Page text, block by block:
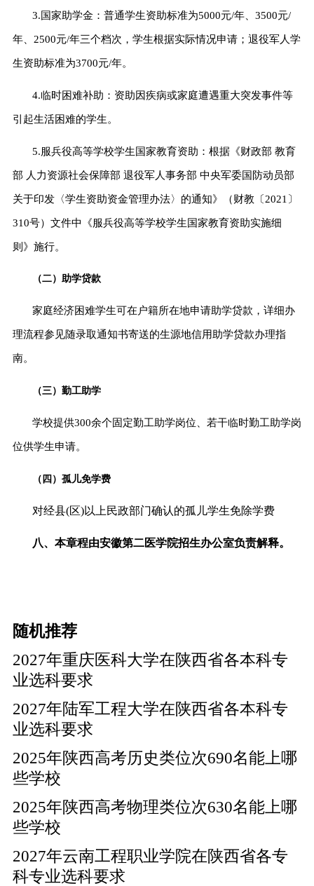
3. 国家助学金：普通学生资助标准为5000元/年、 3500元/
年、 2500元/年三个档次，学生根据实际情况申请；退役军人学
生资助标准为3700元/年。
4.临时困难补助：资助因疾病或家庭遭遇重大突发事件等
引起生活困难的学生。
5.服兵役高等学校学生国家教育资助：根据《财政部 教育
部 人力资源社会保障部 退役军人事务部 中央军委国防动员部
关于印发〈学生资助资金管理办法〉的通知》 （财教〔2021〕
310号）文件中《服兵役高等学校学生国家教育资助实施细
则》 施行。
（二）助学贷款
家庭经济困难学生可在户籍所在地申请助学贷款，详细办
理流程参见随录取通知书寄送的生源地信用助学贷款办理指
南。
（三）勤工助学
学校提供300余个固定勤工助学岗位、若干临时勤工助学岗
位供学生申请。
（四）孤儿免学费
对经县(区)以上民政部门确认的孤儿学生免除学费
八、本章程由安徽第二医学院招生办公室负责解释。
随机推荐
2027年重庆医科大学在陕西省各本科专
业选科要求
2027年陆军工程大学在陕西省各本科专
业选科要求
2025年陕西高考历史类位次690名能上哪
些学校
2025年陕西高考物理类位次630名能上哪
些学校
2027年云南工程职业学院在陕西省各专
科专业选科要求